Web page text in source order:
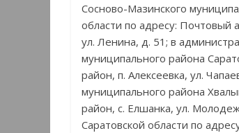
Сосново-Мазинского
области по адресу: Почтовый
ул. Ленина, д. 51; в
муниципального района
район, п. Алексеевка, ул.
муниципального района
район, с. Елшанка, ул.
Саратовской области по